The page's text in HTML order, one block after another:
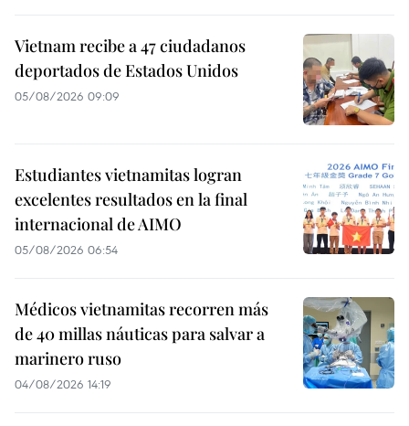
Vietnam recibe a 47 ciudadanos
deportados de Estados Unidos
05/08/2026 09:09
Estudiantes vietnamitas logran
excelentes resultados en la final
internacional de AIMO
05/08/2026 06:54
Médicos vietnamitas recorren más
de 40 millas náuticas para salvar a
marinero ruso
04/08/2026 14:19